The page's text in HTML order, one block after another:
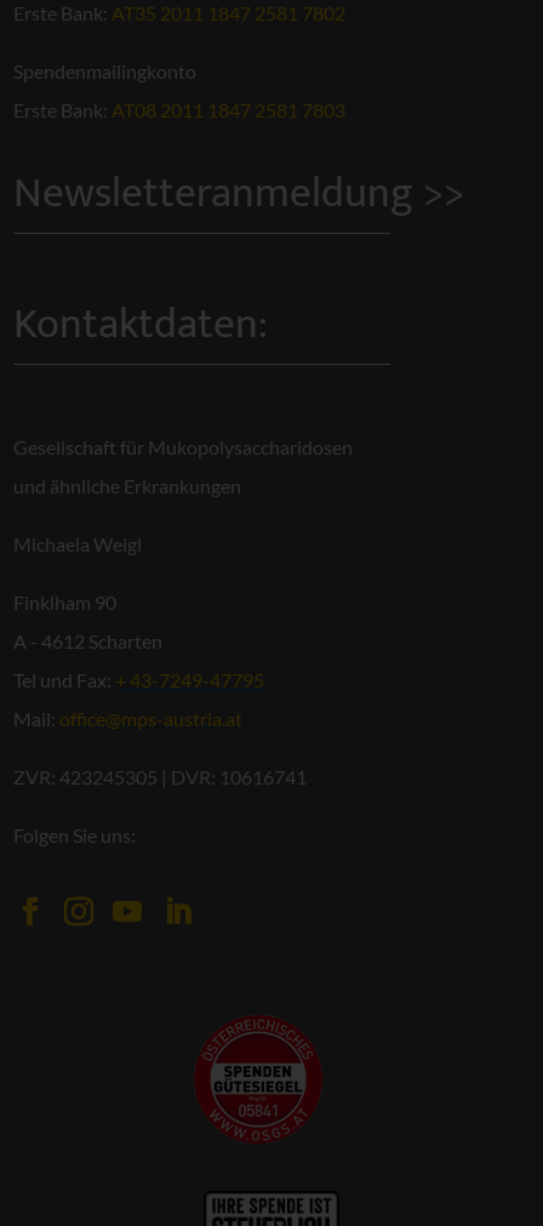
Erste Bank: AT35 2011 1847 2581 7802
Spendenmailingkonto
Erste Bank: AT08 2011 1847 2581 7803
Newsletteranmeldung >>
Kontaktdaten:
Gesellschaft für Mukopolysaccharidosen
und ähnliche Erkrankungen
Michaela Weigl
Finklham 90
A - 4612 Scharten
Tel und Fax: + 43-7249-47795
Mail: office@mps-austria.at
ZVR: 423245305 | DVR: 10616741
Folgen Sie uns: